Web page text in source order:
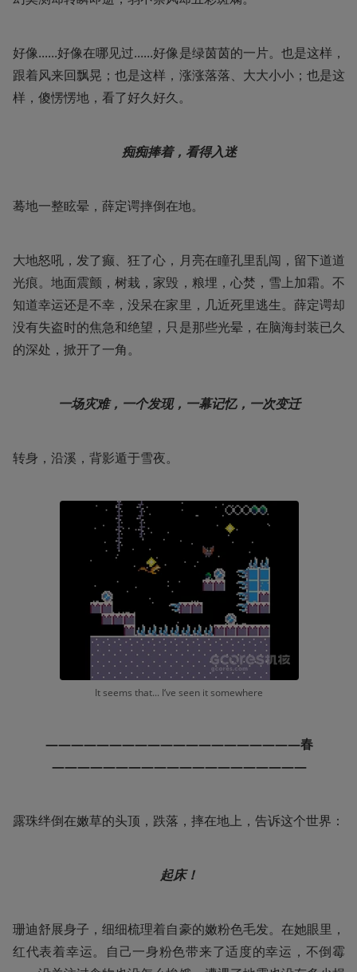
好像......好像在哪见过......好像是绿茵茵的一片。也是这样，
跟着风来回飘晃；也是这样，涨涨落落、大大小小；也是这
样，傻愣愣地，看了好久好久。
痴痴捧着，看得入迷
蓦地一整眩晕，薛定谔摔倒在地。
大地怒吼，发了癫、狂了心，月亮在瞳孔里乱闯，留下道道
光痕。地面震颤，树栽，家毁，粮埋，心焚，雪上加霜。不
知道幸运还是不幸，没呆在家里，几近死里逃生。薛定谔却
没有失盗时的焦急和绝望，只是那些光晕，在脑海封装已久
的深处，掀开了一角。
一场灾难，一个发现，一幕记忆，一次变迁
转身，沿溪，背影遁于雪夜。
It seems that... I‘ve seen it somewhere
————————————————————春
————————————————————
露珠绊倒在嫩草的头顶，跌落，摔在地上，告诉这个世界：
起床！
珊迪舒展身子，细细梳理着自豪的嫩粉色毛发。在她眼里，
红代表着幸运。自己一身粉色带来了适度的幸运，不倒霉